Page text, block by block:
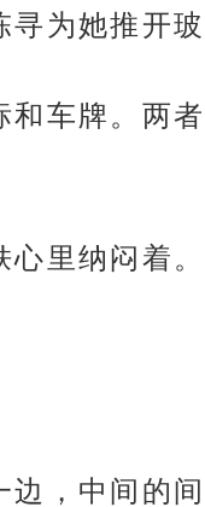
为她推开
和车牌。两
里纳闷着
，中间的间